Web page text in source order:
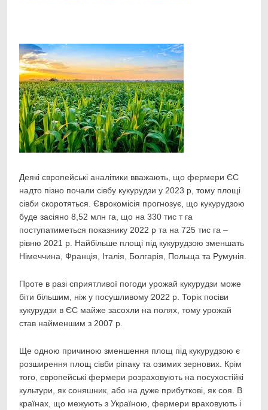
Link
Деякі європейські аналітики вважають, що фермери ЄС
надто пізно почали сівбу кукурудзи у 2023 р, тому площі
сівби скоротяться. Єврокомісія прогнозує, що кукурудзою
буде засіяно 8,52 млн га, що на 330 тис т га
поступатиметься показнику 2022 р та на 725 тис га –
рівню 2021 р. Найбільше площі під кукурудзою зменшать
Німеччина, Франція, Італія, Болгарія, Польща та Румунія.
Проте в разі сприятливої погоди урожай кукурудзи може
біти більшим, ніж у посушливому 2022 р. Торік посіви
кукурудзи в ЄС майже засохли на полях, тому урожай
став найменшим з 2007 р.
Ще одною причиною зменшення площ під кукурудзою є
розширення площ сівби ріпаку та озимих зернових. Крім
того, європейські фермери розраховують на посухостійкі
культури, як соняшник, або на дуже прибуткові, як соя. В
країнах, що межують з Україною, фермери враховують і